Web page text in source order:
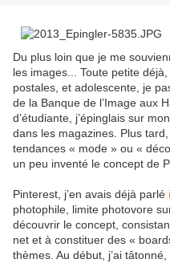
Du plus loin que je me
les images... Toute petite
postales, et adolescente, je
de la Banque de l’Image aux
d’étudiante, j’épinglais sur
dans les magazines. Plus
tendances « mode » ou «
un peu inventé le concept de
Pinterest, j’en avais déjà parlé
photophile, limite photovore
découvrir le concept,
net et à constituer des «
thèmes. Au début, j’ai